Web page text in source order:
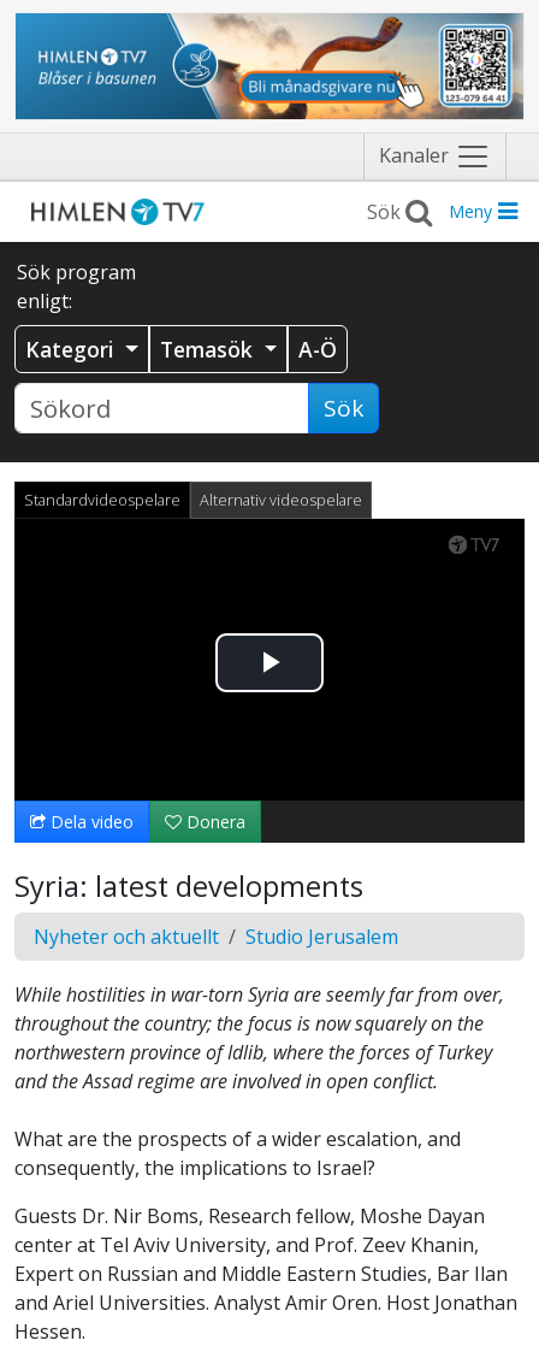
Kanaler Näytä
valikko
Meny
Sök program
enligt:
Kategori Temasök A-Ö
Sök
Standardvideospelare Alternativ videospelare
Spela
video
Dela video Donera
Syria: latest developments
Nyheter och aktuellt Studio Jerusalem
While hostilities in war-torn Syria are seemly far from over,
throughout the country; the focus is now squarely on the
northwestern province of Idlib, where the forces of Turkey
and the Assad regime are involved in open conflict.
What are the prospects of a wider escalation, and
consequently, the implications to Israel?
Guests Dr. Nir Boms, Research fellow, Moshe Dayan
center at Tel Aviv University, and Prof. Zeev Khanin,
Expert on Russian and Middle Eastern Studies, Bar Ilan
and Ariel Universities. Analyst Amir Oren. Host Jonathan
Hessen.